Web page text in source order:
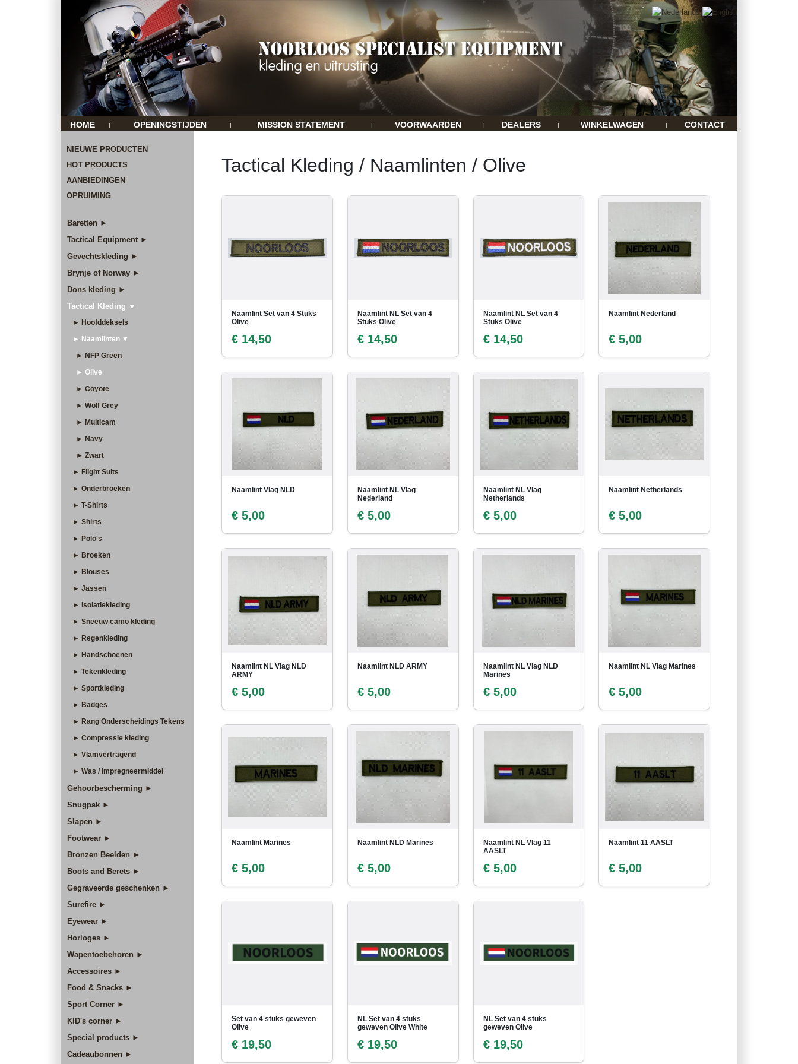
HOME | OPENINGSTIJDEN | MISSION STATEMENT | VOORWAARDEN | DEALERS | WINKELWAGEN | CONTACT
NIEUWE PRODUCTEN
HOT PRODUCTS
AANBIEDINGEN
OPRUIMING
Baretten ►
Tactical Equipment ►
Gevechtskleding ►
Brynje of Norway ►
Dons kleding ►
Tactical Kleding ▼
► Hoofddeksels
► Naamlinten ▼
► NFP Green
► Olive
► Coyote
► Wolf Grey
► Multicam
► Navy
► Zwart
► Flight Suits
► Onderbroeken
► T-Shirts
► Shirts
► Polo's
► Broeken
► Blouses
► Jassen
► Isolatiekleding
► Sneeuw camo kleding
► Regenkleding
► Handschoenen
► Tekenkleding
► Sportkleding
► Badges
► Rang Onderscheidings Tekens
► Compressie kleding
► Vlamvertragend
► Was / impregneermiddel
Gehoorbescherming ►
Snugpak ►
Slapen ►
Footwear ►
Bronzen Beelden ►
Boots and Berets ►
Gegraveerde geschenken ►
Surefire ►
Eyewear ►
Horloges ►
Wapentoebehoren ►
Accessoires ►
Food & Snacks ►
Sport Corner ►
KID's corner ►
Special products ►
Cadeaubonnen ►
Tactical Kleding / Naamlinten / Olive
Naamlint Set van 4 Stuks
Olive
€ 14,50
Naamlint NL Set van 4
Stuks Olive
€ 14,50
Naamlint NL Set van 4
Stuks Olive
€ 14,50
Naamlint Nederland
€ 5,00
Naamlint Vlag NLD
€ 5,00
Naamlint NL Vlag
Nederland
€ 5,00
Naamlint NL Vlag
Netherlands
€ 5,00
Naamlint Netherlands
€ 5,00
Naamlint NL Vlag NLD
ARMY
€ 5,00
Naamlint NLD ARMY
€ 5,00
Naamlint NL Vlag NLD
Marines
€ 5,00
Naamlint NL Vlag Marines
€ 5,00
Naamlint Marines
€ 5,00
Naamlint NLD Marines
€ 5,00
Naamlint NL Vlag 11
AASLT
€ 5,00
Naamlint 11 AASLT
€ 5,00
Set van 4 stuks geweven
Olive
€ 19,50
NL Set van 4 stuks
geweven Olive White
€ 19,50
NL Set van 4 stuks
geweven Olive
€ 19,50